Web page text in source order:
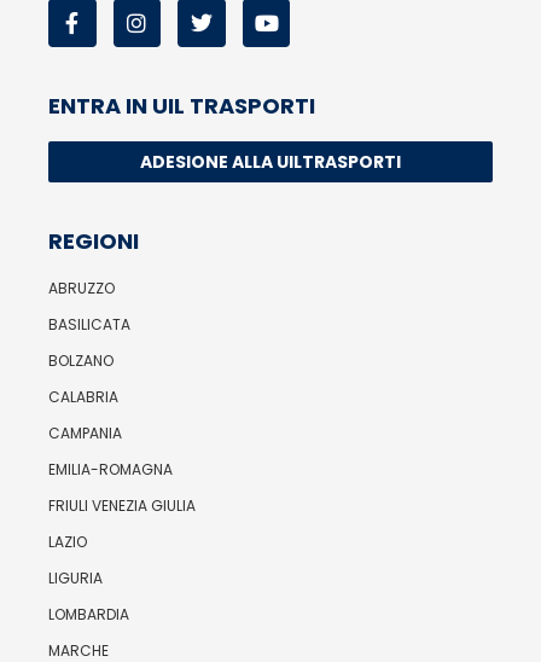
ENTRA IN UIL TRASPORTI
ADESIONE ALLA UILTRASPORTI
REGIONI
ABRUZZO
BASILICATA
BOLZANO
CALABRIA
CAMPANIA
EMILIA-ROMAGNA
FRIULI VENEZIA GIULIA
LAZIO
LIGURIA
LOMBARDIA
MARCHE